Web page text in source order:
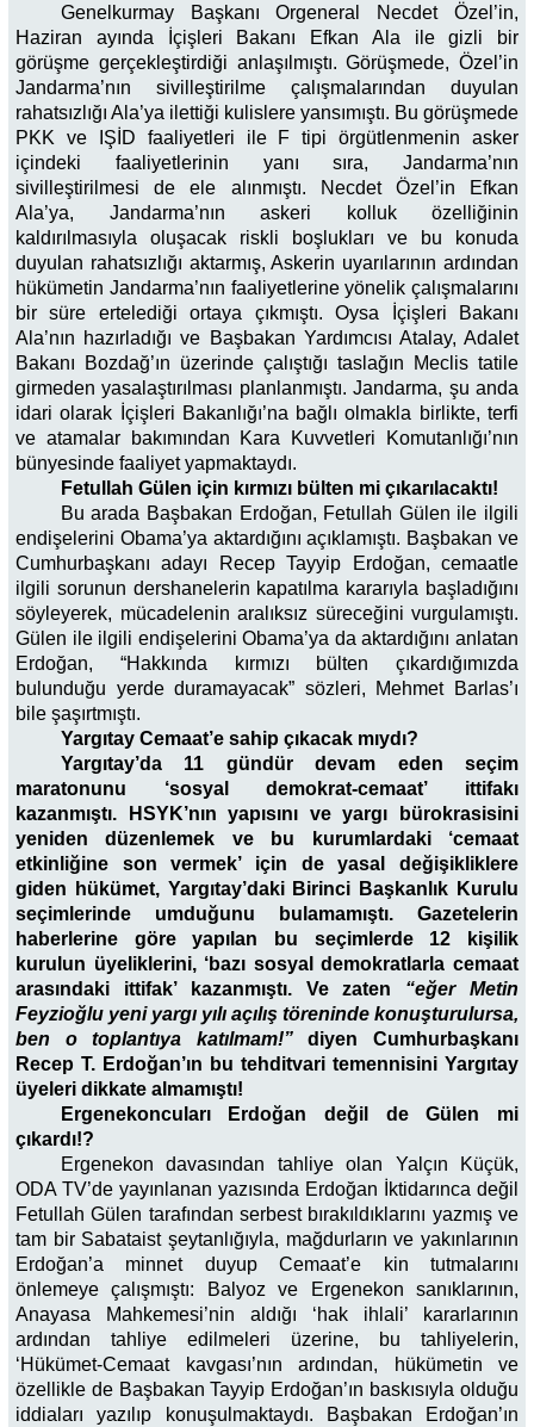
Genelkurmay Başkanı Orgeneral Necdet Özel’in,
Haziran ayında İçişleri Bakanı Efkan Ala ile gizli bir
görüşme gerçekleştirdiği anlaşılmıştı. Görüşmede, Özel’in
Jandarma’nın sivilleştirilme çalışmalarından duyulan
rahatsızlığı Ala’ya ilettiği kulislere yansımıştı. Bu görüşmede
PKK ve IŞİD faaliyetleri ile F tipi örgütlenmenin asker
içindeki faaliyetlerinin yanı sıra, Jandarma’nın
sivilleştirilmesi de ele alınmıştı. Necdet Özel’in Efkan
Ala’ya, Jandarma’nın askeri kolluk özelliğinin
kaldırılmasıyla oluşacak riskli boşlukları ve bu konuda
duyulan rahatsızlığı aktarmış, Askerin uyarılarının ardından
hükümetin Jandarma’nın faaliyetlerine yönelik çalışmalarını
bir süre ertelediği ortaya çıkmıştı. Oysa İçişleri Bakanı
Ala’nın hazırladığı ve Başbakan Yardımcısı Atalay, Adalet
Bakanı Bozdağ’ın üzerinde çalıştığı taslağın Meclis tatile
girmeden yasalaştırılması planlanmıştı. Jandarma, şu anda
idari olarak İçişleri Bakanlığı’na bağlı olmakla birlikte, terfi
ve atamalar bakımından Kara Kuvvetleri Komutanlığı’nın
bünyesinde faaliyet yapmaktaydı.
Fetullah Gülen için kırmızı bülten mi çıkarılacaktı!
Bu arada Başbakan Erdoğan, Fetullah Gülen ile ilgili
endişelerini Obama’ya aktardığını açıklamıştı. Başbakan ve
Cumhurbaşkanı adayı Recep Tayyip Erdoğan, cemaatle
ilgili sorunun dershanelerin kapatılma kararıyla başladığını
söyleyerek, mücadelenin aralıksız süreceğini vurgulamıştı.
Gülen ile ilgili endişelerini Obama’ya da aktardığını anlatan
Erdoğan, “Hakkında kırmızı bülten çıkardığımızda
bulunduğu yerde duramayacak” sözleri, Mehmet Barlas’ı
bile şaşırtmıştı.
Yargıtay Cemaat’e sahip çıkacak mıydı?
Yargıtay’da 11 gündür devam eden seçim
maratonunu ‘sosyal demokrat-cemaat’ ittifakı
kazanmıştı. HSYK’nın yapısını ve yargı bürokrasisini
yeniden düzenlemek ve bu kurumlardaki ‘cemaat
etkinliğine son vermek’ için de yasal değişikliklere
giden hükümet, Yargıtay’daki Birinci Başkanlık Kurulu
seçimlerinde umduğunu bulamamıştı. Gazetelerin
haberlerine göre yapılan bu seçimlerde 12 kişilik
kurulun üyeliklerini, ‘bazı sosyal demokratlarla cemaat
arasındaki ittifak’ kazanmıştı. Ve zaten “eğer Metin
Feyzioğlu yeni yargı yılı açılış töreninde konuşturulursa,
ben o toplantıya katılmam!”diyen Cumhurbaşkanı
Recep T. Erdoğan’ın bu tehditvari temennisini Yargıtay
üyeleri dikkate almamıştı!
Ergenekoncuları Erdoğan değil de Gülen mi
çıkardı!?
Ergenekon davasından tahliye olan Yalçın Küçük,
ODA TV’de yayınlanan yazısında Erdoğan İktidarınca değil
Fetullah Gülen tarafından serbest bırakıldıklarını yazmış ve
tam bir Sabataist şeytanlığıyla, mağdurların ve yakınlarının
Erdoğan’a minnet duyup Cemaat’e kin tutmalarını
önlemeye çalışmıştı: Balyoz ve Ergenekon sanıklarının,
Anayasa Mahkemesi’nin aldığı ‘hak ihlali’ kararlarının
ardından tahliye edilmeleri üzerine, bu tahliyelerin,
‘Hükümet-Cemaat kavgası’nın ardından, hükümetin ve
özellikle de Başbakan Tayyip Erdoğan’ın baskısıyla olduğu
iddiaları yazılıp konuşulmaktaydı. Başbakan Erdoğan’ın